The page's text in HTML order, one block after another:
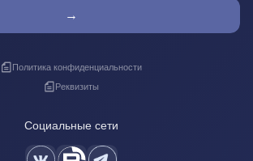
→
Политика конфиденциальности
Реквизиты
Социальные сети